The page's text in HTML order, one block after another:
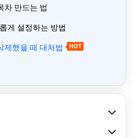
차 만드는 법
게 설정하는 방법
했을 때 대처법
HOT